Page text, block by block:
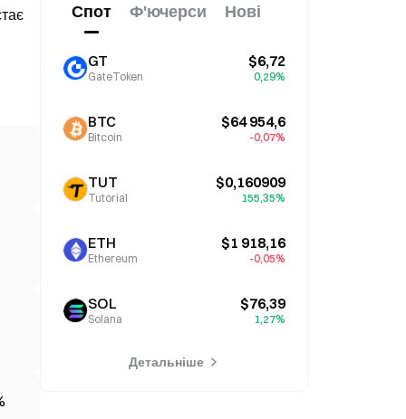
Спот Ф'ючерси Нові
GT
GateToken
$6,72
0,29%
BTC
Bitcoin
$64 954,6
-0,07%
TUT
Tutorial
$0,160909
155,35%
ETH
Ethereum
$1 918,16
-0,05%
SOL
Solana
$76,39
1,27%
Детальніше